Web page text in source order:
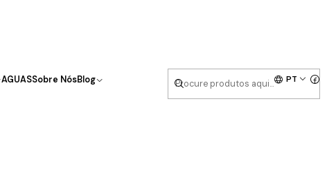
AGUASSobre NósBlog PT